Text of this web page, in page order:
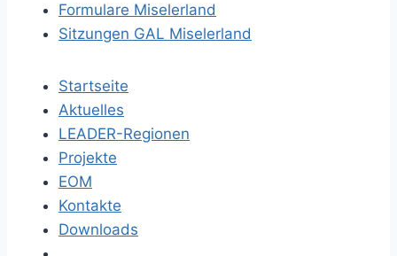
Formulare Miselerland
Sitzungen GAL Miselerland
Startseite
Aktuelles
LEADER-Regionen
Projekte
EOM
Kontakte
Downloads